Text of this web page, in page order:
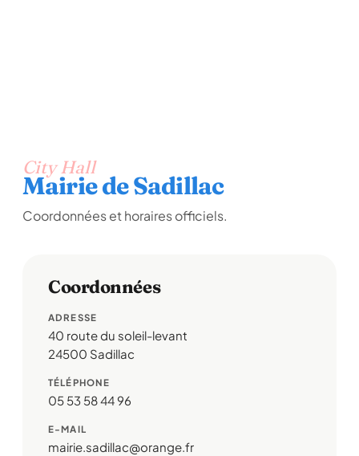
City Hall
Mairie de Sadillac
Coordonnées et horaires officiels.
Coordonnées
ADRESSE
40 route du soleil-levant
24500 Sadillac
TÉLÉPHONE
05 53 58 44 96
E-MAIL
mairie.sadillac@orange.fr